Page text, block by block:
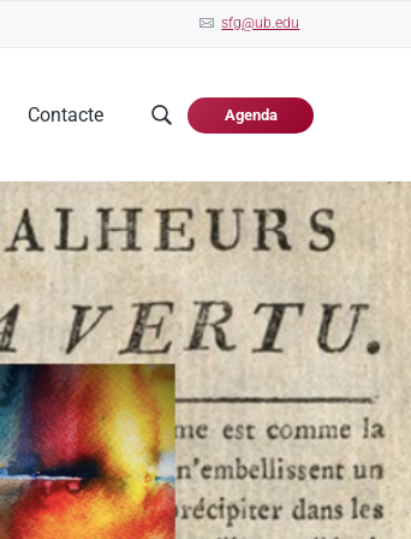
sfg@ub.edu
Contacte Agenda